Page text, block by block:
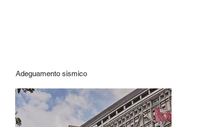
Adeguamento sismico